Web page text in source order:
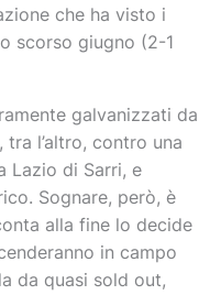
che ha visto i
scorso giugno (2-1
galvanizzati da
l’altro, contro una
Lazio di Sarri, e
Sognare, però, è
alla fine lo decide
in campo
da quasi sold out,